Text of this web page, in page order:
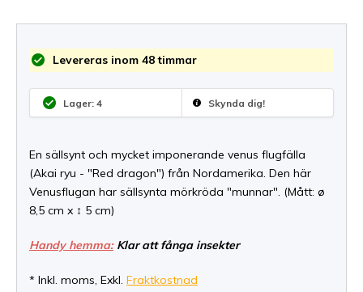
Levereras inom 48 timmar
Lager: 4 Skynda dig!
En sällsynt och mycket imponerande venus flugfälla
(Akai ryu - "Red dragon") från Nordamerika. Den här
Venusflugan har sällsynta mörkröda "munnar". (Mått: ø
8,5 cm x ↕ 5 cm)
Handy hemma:Klar att fånga insekter
* Inkl. moms, Exkl. Fraktkostnad